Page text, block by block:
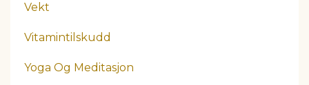
Vekt
Vitamintilskudd
Yoga Og Meditasjon